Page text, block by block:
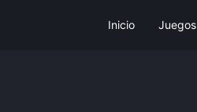
Inicio Juegos